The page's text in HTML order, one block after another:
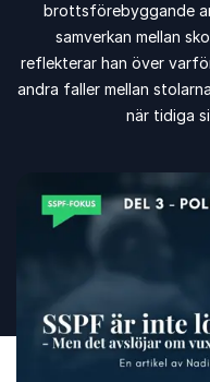
brottsförebyggande
samverkan mellan
reflekterar han över
andra faller mellan
när tidiga